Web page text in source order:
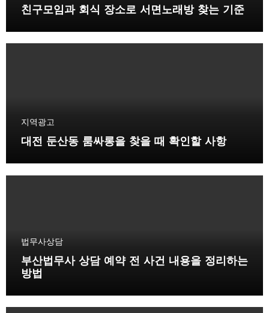
친구모임과 회식 장소로 서면노래방 찾는 기준
지역광고
대전 둔산동 룸싸롱을 찾을 때 확인할 사항
법무사상담
부산법무사 상담 예약 전 사건 내용을 정리하는
방법